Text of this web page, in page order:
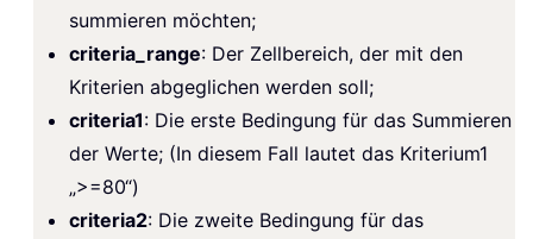
summieren möchten;
criteria_range: Der Zellbereich, der mit den
Kriterien abgeglichen werden soll;
criteria1: Die erste Bedingung für das Summieren
der Werte; (In diesem Fall lautet das Kriterium1
„>=80“)
criteria2: Die zweite Bedingung für das